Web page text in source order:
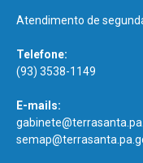
Atendimento de
Telefone:
(93) 3538-1149
E-mails: